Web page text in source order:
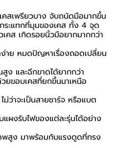
คสเพรียวบาง จับถนัดมือมากขึ้น
ะแทกที่มุมของเคส ทั้ง 4 จุด
คส เกิดรอยนิ้วมือยากมากกว่า
ย หมดปัญหาเรื่องถอดเปลี่ยน
ง และฉีกขาดได้ยากกว่า
ยขอบเคสที่ยกขึ้นมาเหนือ
ว่าจะเป็นสายชาร์จ หรือแบต
ผงรับไฟของแต่ละรุ่นได้อย่าง
สูง มาพร้อมกับแรงดูดที่ทรง